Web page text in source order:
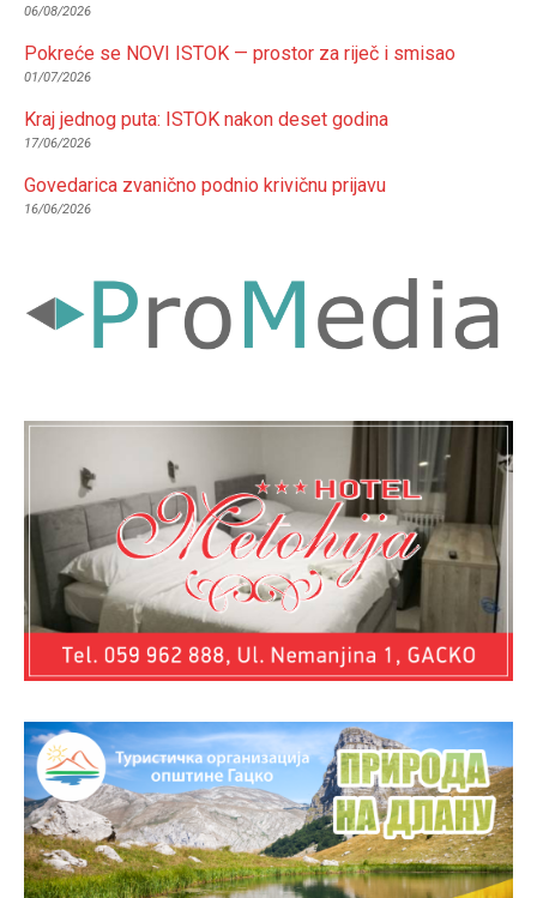
06/08/2026
Pokreće se NOVI ISTOK — prostor za riječ i smisao
01/07/2026
Kraj jednog puta: ISTOK nakon deset godina
17/06/2026
Govedarica zvanično podnio krivičnu prijavu
16/06/2026